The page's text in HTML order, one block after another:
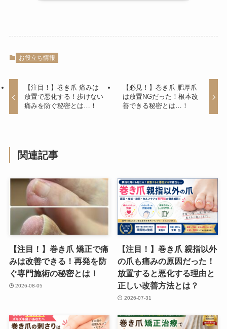
お役立ち情報
【注目！】巻き爪 痛みは
放置で悪化する！歩けない
痛みを防ぐ秘密とは…！
【必見！】巻き爪 肥厚爪
は放置NGだった！根本改
善できる秘密とは…！
関連記事
【注目！】巻き爪 矯正で痛
みは改善できる！再発を防
ぐ専門施術の秘密とは！
2026-08-05
【注目！】巻き爪 親指以外
の爪も痛みの原因だった！
放置すると悪化する理由と
正しい改善方法とは？
2026-07-31